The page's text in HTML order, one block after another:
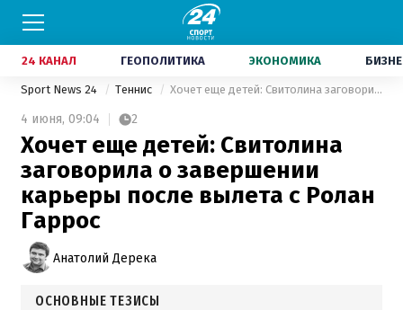
24 КАНАЛ ГЕОПОЛИТИКА ЭКОНОМИКА
Sport News 24 Теннис Хочет еще детей: Свитолина заговорила о завершении карьеры после вылета с Ролан Гаррос
4 июня, 09:04 2
Хочет еще детей: Свитолина
заговорила о завершении
карьеры после вылета с Ролан
Гаррос
Анатолий Дерека
ОСНОВНЫЕ ТЕЗИСЫ